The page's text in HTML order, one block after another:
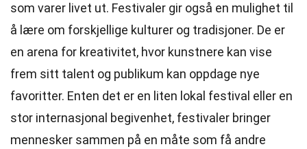
som varer livet ut. Festivaler gir også en mulighet til
å lære om forskjellige kulturer og tradisjoner. De er
en arena for kreativitet, hvor kunstnere kan vise
frem sitt talent og publikum kan oppdage nye
favoritter. Enten det er en liten lokal festival eller en
stor internasjonal begivenhet, festivaler bringer
mennesker sammen på en måte som få andre